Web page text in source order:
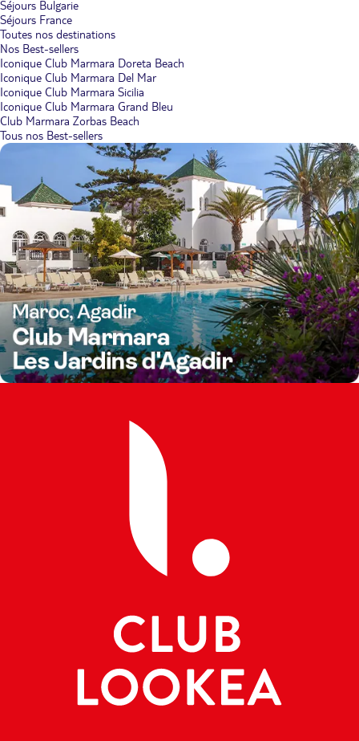
Séjours Bulgarie
Séjours France
Toutes nos destinations
Nos Best-sellers
Iconique Club Marmara Doreta Beach
Iconique Club Marmara Del Mar
Iconique Club Marmara Sicilia
Iconique Club Marmara Grand Bleu
Club Marmara Zorbas Beach
Tous nos Best-sellers